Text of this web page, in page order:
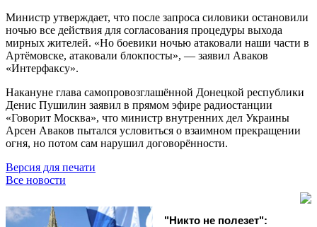
Министр утверждает, что после запроса силовики остановили
ночью все действия для согласования процедуры выхода
мирных жителей. «Но боевики ночью атаковали наши части в
Артёмовске, атаковали блокпосты», — заявил Аваков
«Интерфаксу».
Накануне глава самопровозглашённой Донецкой республики
Денис Пушилин заявил в прямом эфире радиостанции
«Говорит Москва», что министр внутренних дел Украины
Арсен Аваков пытался условиться о взаимном прекращении
огня, но потом сам нарушил договорённости.
Версия для печати
Все новости
"Никто не полезет":